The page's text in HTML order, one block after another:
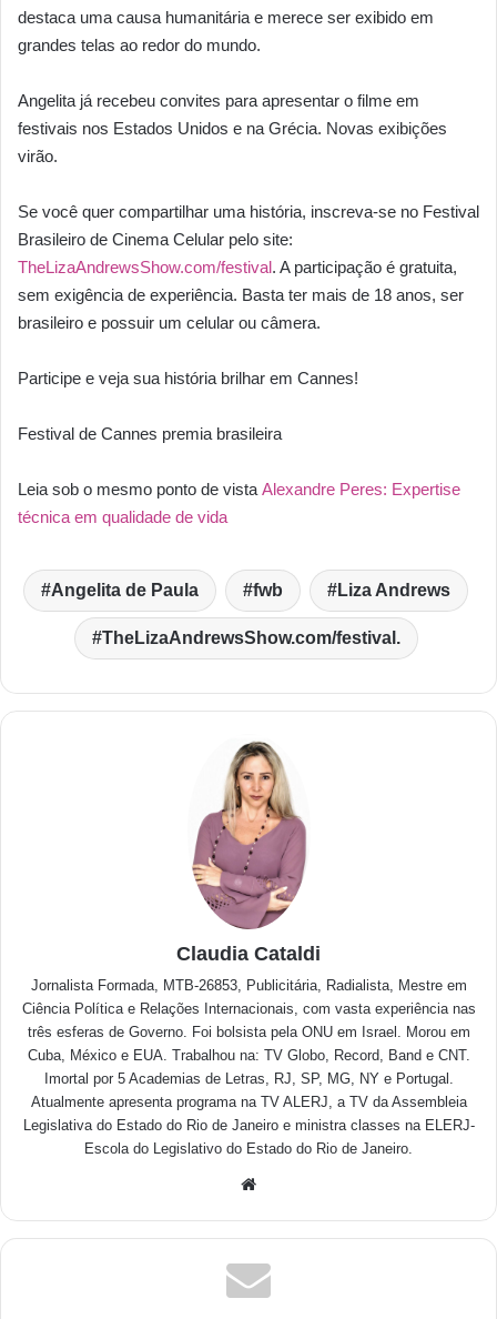
destaca uma causa humanitária e merece ser exibido em
grandes telas ao redor do mundo.
Angelita já recebeu convites para apresentar o filme em
festivais nos Estados Unidos e na Grécia. Novas exibições
virão.
Se você quer compartilhar uma história, inscreva-se no Festival
Brasileiro de Cinema Celular pelo site:
TheLizaAndrewsShow.com/festival. A participação é gratuita,
sem exigência de experiência. Basta ter mais de 18 anos, ser
brasileiro e possuir um celular ou câmera.
Participe e veja sua história brilhar em Cannes!
Festival de Cannes premia brasileira
Leia sob o mesmo ponto de vista Alexandre Peres: Expertise
técnica em qualidade de vida
Angelita de Paula fwb Liza Andrews
TheLizaAndrewsShow.com/festival.
Claudia Cataldi
Jornalista Formada, MTB-26853, Publicitária, Radialista, Mestre em
Ciência Política e Relações Internacionais, com vasta experiência nas
três esferas de Governo. Foi bolsista pela ONU em Israel. Morou em
Cuba, México e EUA. Trabalhou na: TV Globo, Record, Band e CNT.
Imortal por 5 Academias de Letras, RJ, SP, MG, NY e Portugal.
Atualmente apresenta programa na TV ALERJ, a TV da Assembleia
Legislativa do Estado do Rio de Janeiro e ministra classes na ELERJ-
Escola do Legislativo do Estado do Rio de Janeiro.